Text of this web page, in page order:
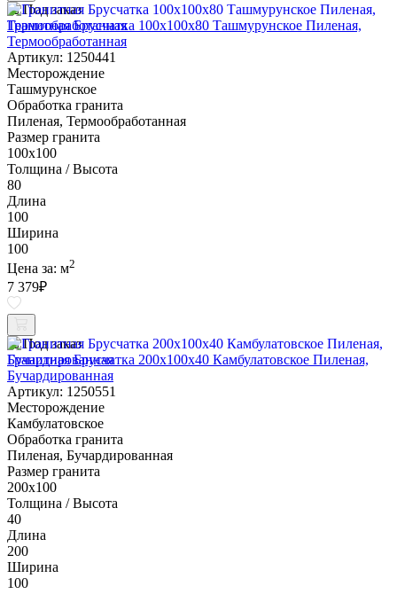
Под заказ
Гранитная Брусчатка 100х100x80 Ташмурунское Пиленая,
Термообработанная
Артикул: 1250441
Месторождение
Ташмурунское
Обработка гранита
Пиленая, Термообработанная
Размер гранита
100х100
Толщина / Высота
80
Длина
100
Ширина
100
Цена за: м2
7 379₽
Под заказ
Гранитная Брусчатка 200х100x40 Камбулатовское Пиленая,
Бучардированная
Артикул: 1250551
Месторождение
Камбулатовское
Обработка гранита
Пиленая, Бучардированная
Размер гранита
200х100
Толщина / Высота
40
Длина
200
Ширина
100